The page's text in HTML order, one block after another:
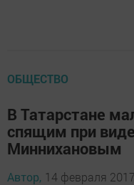
ОБЩЕСТВО
В Татарстане
спящим при
Миннихановым
Автор, 14 февраля